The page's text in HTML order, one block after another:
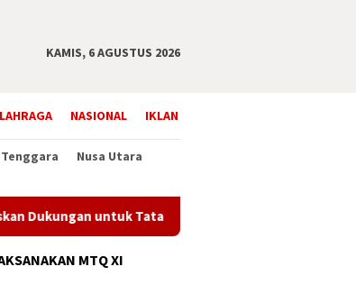
KAMIS, 6 AGUSTUS 2026
NASIONAL IKLAN
Nusa Utara
untuk Tata Kelola Desa
MTQ XI